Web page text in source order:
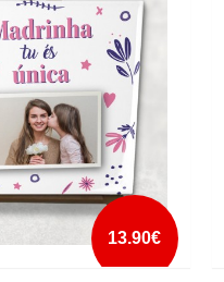
13.90€